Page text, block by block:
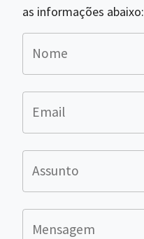
as informações abaixo:
Nome
Email
Assunto
Mensagem